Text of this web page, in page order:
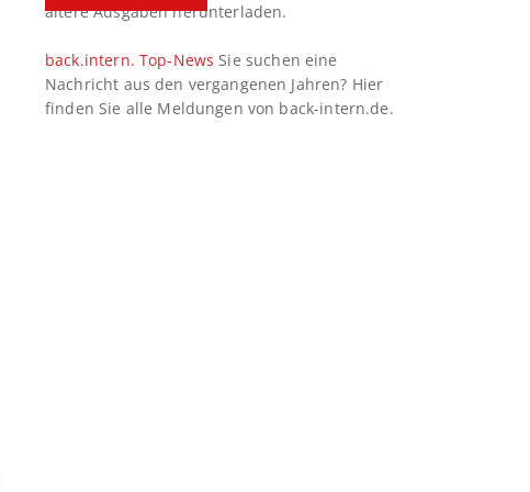
ältere Ausgaben herunterladen.
back.intern. Top-News Sie suchen eine
Nachricht aus den vergangenen Jahren? Hier
finden Sie alle Meldungen von back-intern.de.